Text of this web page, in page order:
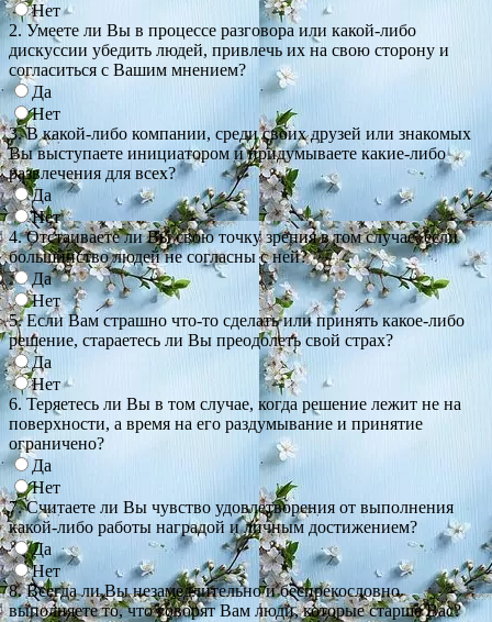
Нет
2. Умеете ли Вы в процессе разговора или какой-либо
дискуссии убедить людей, привлечь их на свою сторону и
согласиться с Вашим мнением?
Да
Нет
3. В какой-либо компании, среди своих друзей или знакомых
Вы выступаете инициатором и придумываете какие-либо
развлечения для всех?
Да
Нет
4. Отстаиваете ли Вы свою точку зрения в том случае, если
большинство людей не согласны с ней?
Да
Нет
5. Если Вам страшно что-то сделать или принять какое-либо
решение, стараетесь ли Вы преодолеть свой страх?
Да
Нет
6. Теряетесь ли Вы в том случае, когда решение лежит не на
поверхности, а время на его раздумывание и принятие
ограничено?
Да
Нет
7. Считаете ли Вы чувство удовлетворения от выполнения
какой-либо работы наградой и личным достижением?
Да
Нет
8. Всегда ли Вы незамедлительно и беспрекословно
выполняете то, что говорят Вам люди, которые старше Вас?